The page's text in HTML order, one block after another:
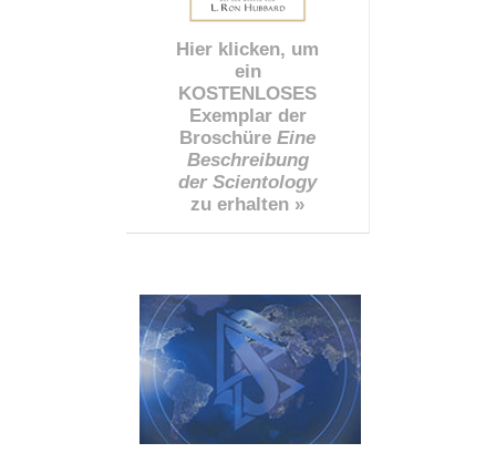
Hier klicken, um
ein
KOSTENLOSES
Exemplar der
Broschüre Eine
Beschreibung
der Scientology
zu erhalten »